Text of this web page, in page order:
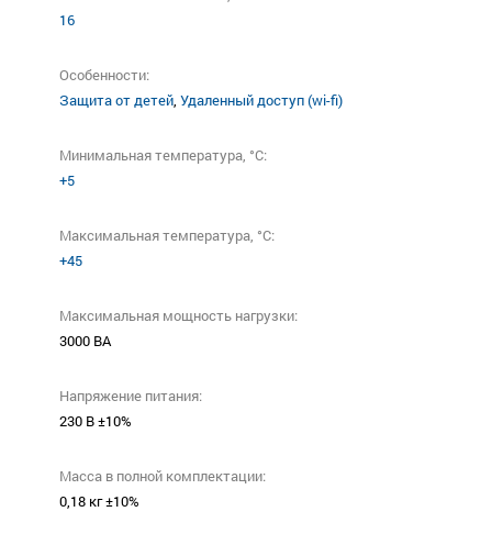
16
Особенности:
Защита от детей, Удаленный доступ (wi-fi)
Минимальная температура, °C:
+5
Максимальная температура, °C:
+45
Максимальная мощность нагрузки:
3000 ВА
Напряжение питания:
230 В ±10%
Масса в полной комплектации:
0,18 кг ±10%